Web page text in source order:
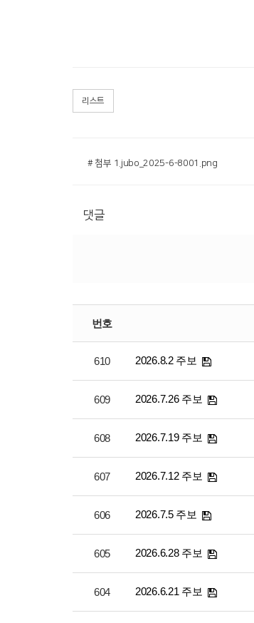
리스트
# 첨부 1.jubo_2025-6-8001.png
댓글
번호
610 2026.8.2 주보
609 2026.7.26 주보
608 2026.7.19 주보
607 2026.7.12 주보
606 2026.7.5 주보
605 2026.6.28 주보
604 2026.6.21 주보